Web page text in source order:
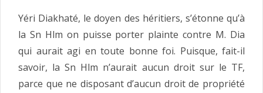
Yéri Diakhaté, le doyen des héritiers, s’étonne qu’à
la Sn Hlm on puisse porter plainte contre M. Dia
qui aurait agi en toute bonne foi. Puisque, fait-il
savoir, la Sn Hlm n’aurait aucun droit sur le TF,
parce que ne disposant d’aucun droit de propriété